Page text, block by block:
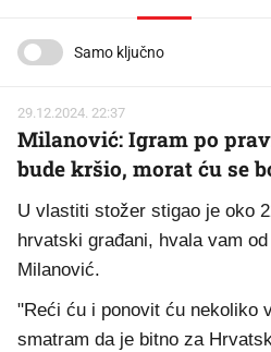
Samo ključno
29.12.2024. 22:37
Milanović: Igram po
bude kršio, morat ću se
U vlastiti stožer stigao je oko
hrvatski građani, hvala vam
Milanović.
"Reći ću i ponovit ću nekoliko
smatram da je bitno za